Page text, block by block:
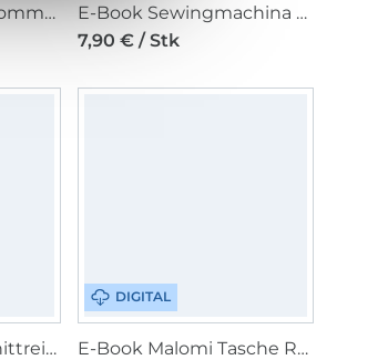
E-Book Emmilou. Sommerkleid Amelie Kinder
E-Book Sewingmachina Palazzohose Peter
7,90 € / Stk
E-Book Studio Schnittreif Damen Basictop Frau Jenny
DIGITAL
E-Book Malomi Tasche Roxane